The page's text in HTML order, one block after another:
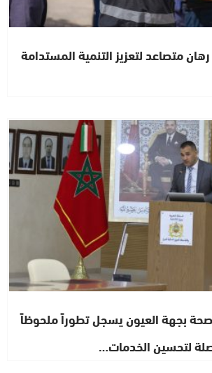
متصاعد لتعزيز التنمية المستدامة
بجهة العيون يسجل تطوراً ملحوظاً
لتحسين الخدمات…